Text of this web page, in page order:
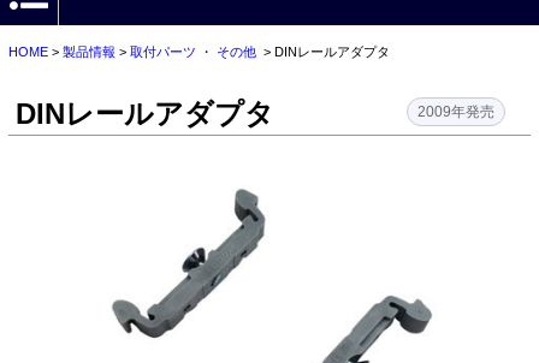
HOME
製品情報
お客様サポート
HOME> 製品情報 > 取付パーツ ・ その他> DINレールアダプタ
DINレールアダプタ 2009年発売